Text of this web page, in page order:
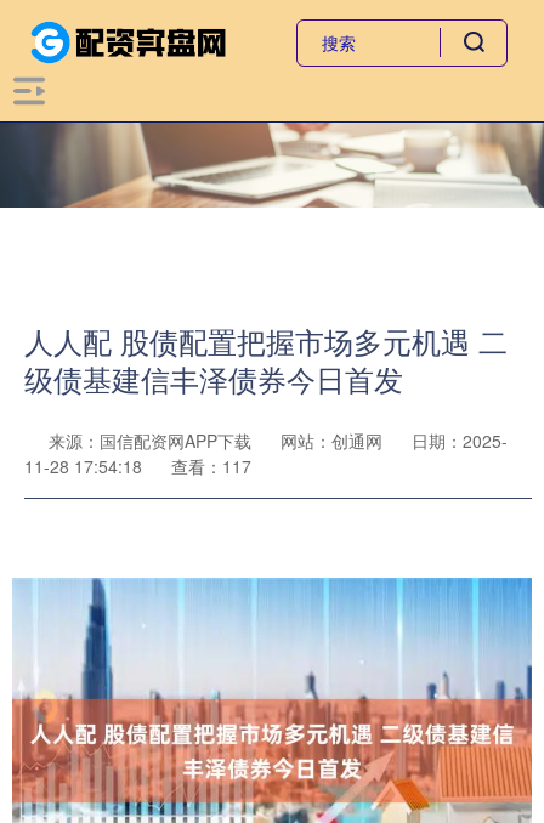
人人配 股债配置把握市场多元机遇 二
级债基建信丰泽债券今日首发
来源：国信配资网APP下载 网站：创通网
日期：2025-
11-28 17:54:18
查看：117